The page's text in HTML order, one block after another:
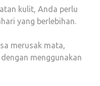
kulit, Anda perlu
yang berlebihan.
merusak mata,
menggunakan